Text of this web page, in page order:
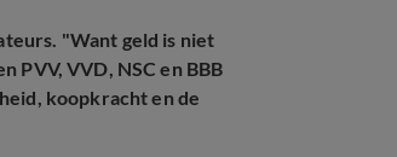
"Want geld is niet
PVV, VVD, NSC en BBB
koopkracht en de